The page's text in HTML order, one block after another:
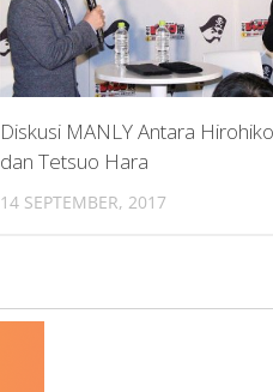
Diskusi MANLY Antara
dan Tetsuo Hara
14 SEPTEMBER, 2017